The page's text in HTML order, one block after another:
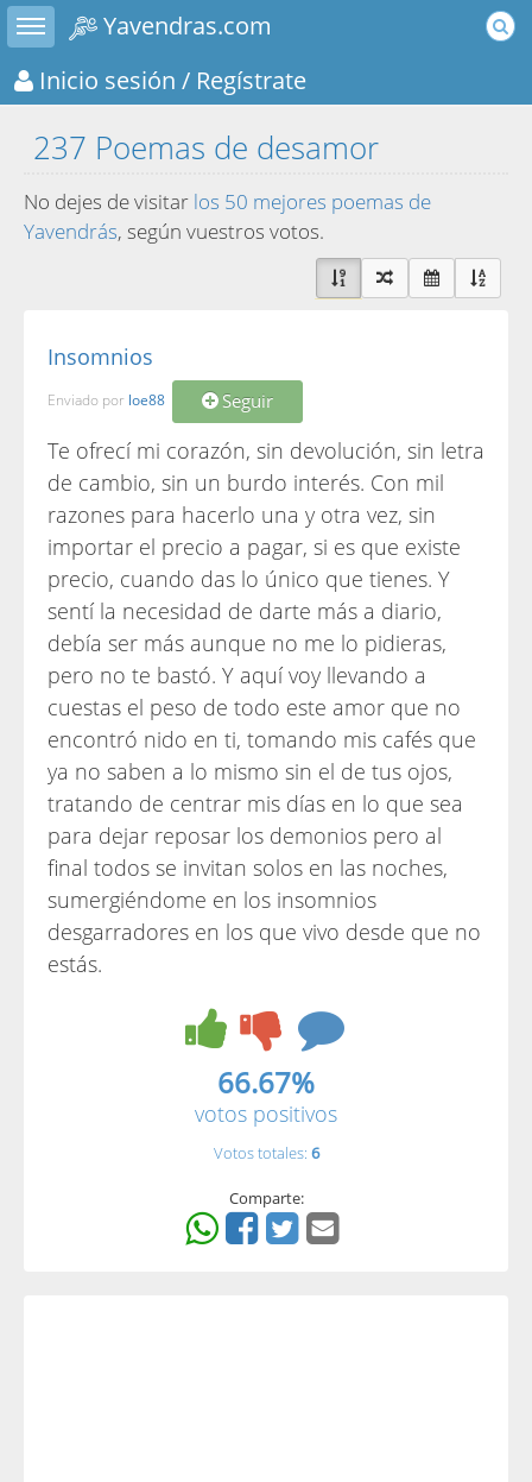
Toggle sidebar
Yavendras.com
Inicio sesión / Regístrate
237 Poemas de desamor
No dejes de visitar los 50 mejores poemas de
Yavendrás, según vuestros votos.
Insomnios
Enviado por loe88 Seguir
Te ofrecí mi corazón, sin devolución, sin letra
de cambio, sin un burdo interés. Con mil
razones para hacerlo una y otra vez, sin
importar el precio a pagar, si es que existe
precio, cuando das lo único que tienes. Y
sentí la necesidad de darte más a diario,
debía ser más aunque no me lo pidieras,
pero no te bastó. Y aquí voy llevando a
cuestas el peso de todo este amor que no
encontró nido en ti, tomando mis cafés que
ya no saben a lo mismo sin el de tus ojos,
tratando de centrar mis días en lo que sea
para dejar reposar los demonios pero al
final todos se invitan solos en las noches,
sumergiéndome en los insomnios
desgarradores en los que vivo desde que no
estás.
66.67%
votos positivos
Votos totales: 6
Comparte: